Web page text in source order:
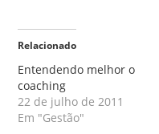
Relacionado
Entendendo melhor o
coaching
22 de julho de 2011
Em "Gestão"